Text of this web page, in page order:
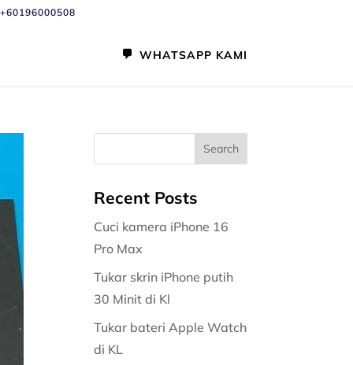
+60196000508
WHATSAPP KAMI
Recent Posts
Cuci kamera iPhone 16
Pro Max
Tukar skrin iPhone putih
30 Minit di Kl
Tukar bateri Apple Watch
di KL